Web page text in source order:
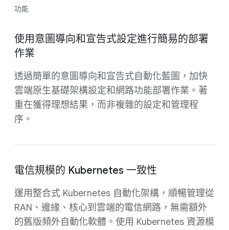
功能
使用意圖導向和宣告式設定進行簡易的部署
作業
透過簡單的意圖導向和宣告式自動化藍圖，加快
雲端原生基礎架構設定和網路功能部署作業。著
重在獲得理想結果，而非複雜的設定和管理程
序。
電信規模的 Kubernetes 一致性
運用整合式 Kubernetes 自動化架構，順暢管理從
RAN、邊緣、核心到雲端的電信網路，無需額外
的舊版頻外自動化軟體。使用 Kubernetes 資源模